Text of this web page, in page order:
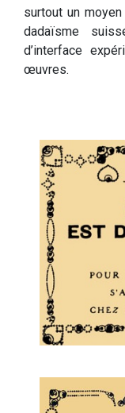
surtout un
dadaïsme
d’interface
œuvres.